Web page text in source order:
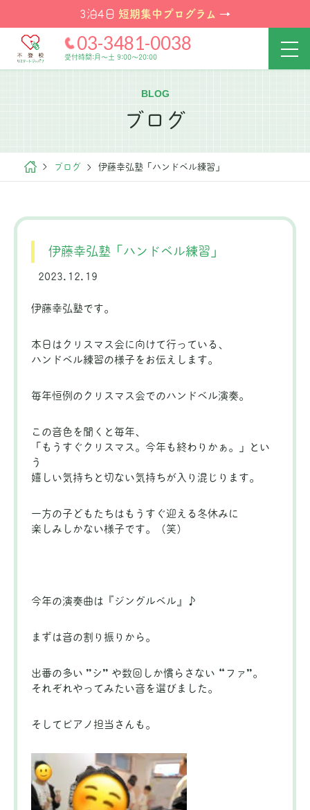
3泊4日 短期集中プログラム →
03-3481-0038
受付時間:月～土 9:00～20:00
BLOG
ブログ
ブログ 伊藤幸弘塾「ハンドベル練習」
伊藤幸弘塾「ハンドベル練習」
2023.12.19
伊藤幸弘塾です。
本日はクリスマス会に向けて行っている、
ハンドベル練習の様子をお伝えします。
毎年恒例のクリスマス会でのハンドベル演奏。
この音色を聞くと毎年、
「もうすぐクリスマス。今年も終わりかぁ。」とい
う
嬉しい気持ちと切ない気持ちが入り混じります。
一方の子どもたちはもうすぐ迎える冬休みに
楽しみしかない様子です。（笑）
今年の演奏曲は『ジングルベル』♪
まずは音の割り振りから。
出番の多い ”シ” や数回しか慣らさない “ファ”。
それぞれやってみたい音を選びました。
そしてピアノ担当さんも。